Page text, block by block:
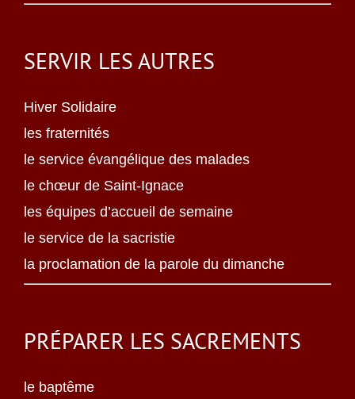
SERVIR LES AUTRES
Hiver Solidaire
les fraternités
le service évangélique des malades
le chœur de Saint-Ignace
les équipes d’accueil de semaine
le service de la sacristie
la proclamation de la parole du dimanche
PRÉPARER LES SACREMENTS
le baptême